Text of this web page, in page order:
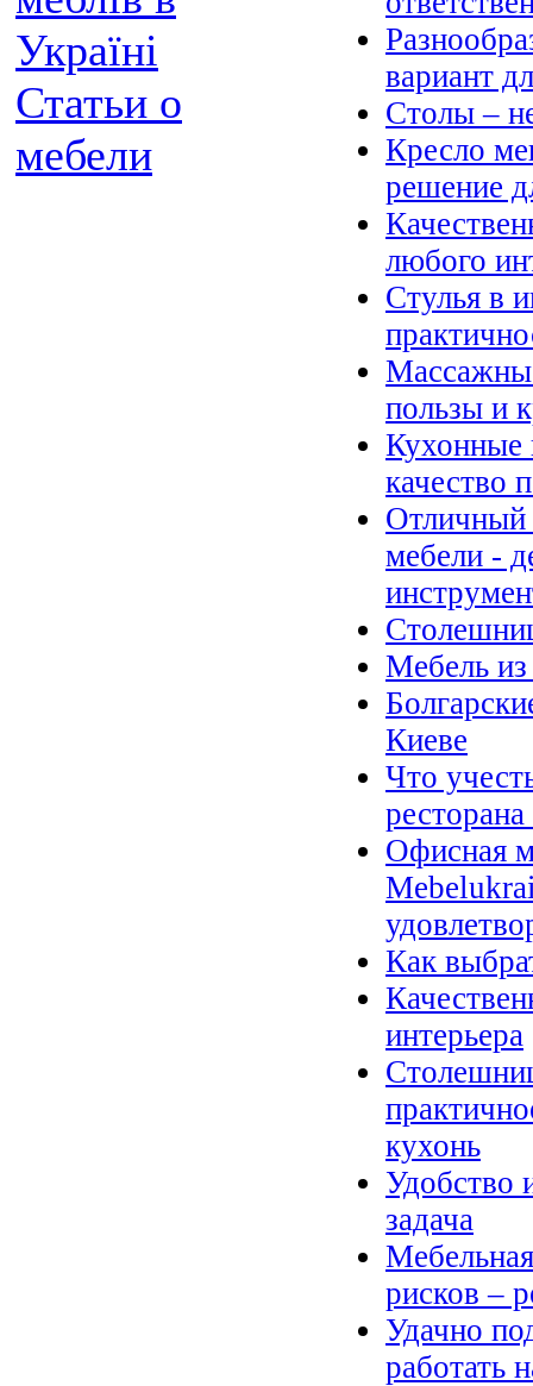
Україні
Статьи о
мебели
вариант
Столы –
Кресло
решение
любого
Стулья в
пользы и
Кухонные
качество
Отличный
мебели -
Мебель
Киеве
Что
Офисная
Как
интерьера
кухонь
Удобство
задача
рисков –
Удачно
работать